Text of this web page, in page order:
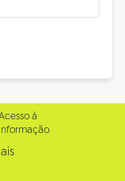
à
Informação